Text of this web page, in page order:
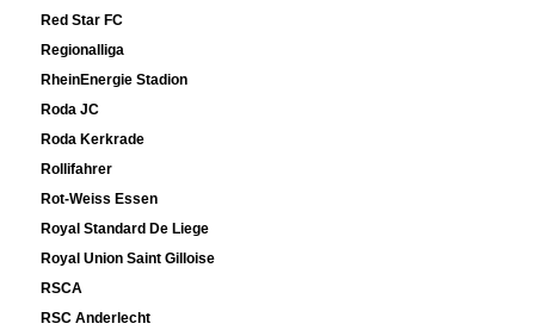
Red Star FC
Regionalliga
RheinEnergie Stadion
Roda JC
Roda Kerkrade
Rollifahrer
Rot-Weiss Essen
Royal Standard De Liege
Royal Union Saint Gilloise
RSCA
RSC Anderlecht